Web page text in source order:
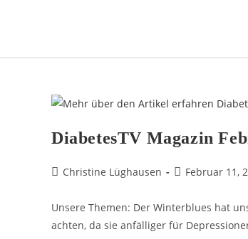
DiabetesTV Magazin
Christine Lüghausen Februar 11,
Unsere Themen: Der Winterblues hat
achten, da sie anfälliger für